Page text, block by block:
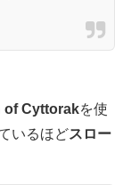
of Cyttorakを使
いるほどスロー